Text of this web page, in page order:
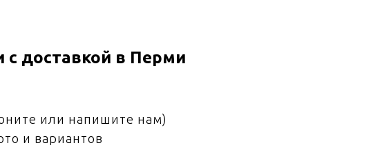
доставкой в Перми
или напишите нам)
и вариантов